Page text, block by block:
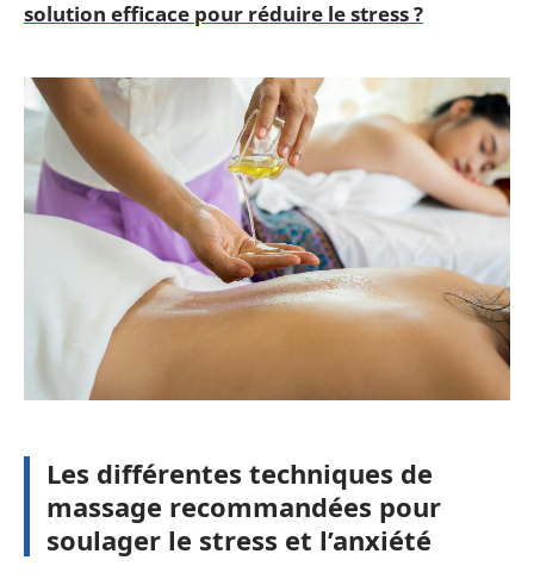
solution efficace pour réduire le stress ?
Les différentes techniques de
massage recommandées pour
soulager le stress et l’anxiété